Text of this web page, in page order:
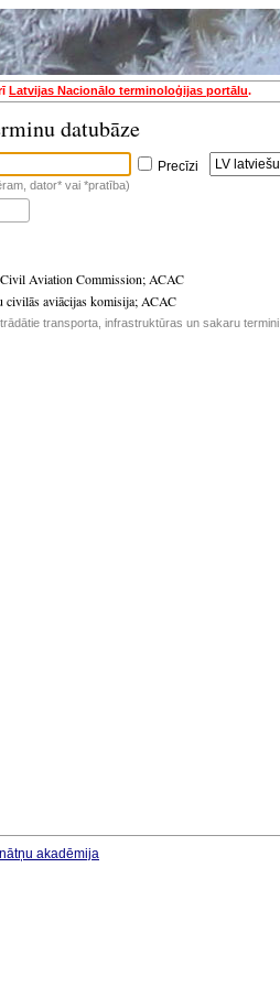
Latvijas Nacionālo terminoloģijas portālu.
datubāze
Precīzi
dator* vai *pratība)
Aviation Commission; ACAC
civilās aviācijas komisija; ACAC
transporta, infrastruktūras un sakaru termini
akadēmija